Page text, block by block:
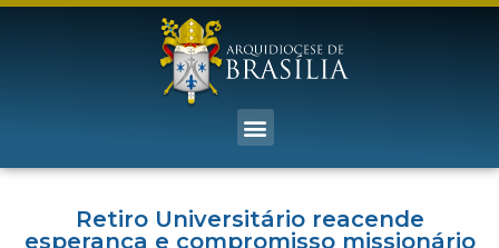
Retiro Universitário reacende
esperança e compromisso missionário